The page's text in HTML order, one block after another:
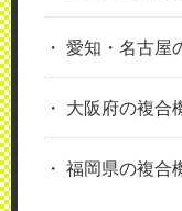
愛知・名古屋
大阪府の複合
福岡県の複合